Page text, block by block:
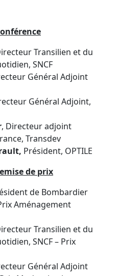
Transilien et du
SNCF
Général Adjoint
Général Adjoint,
, Directeur adjoint
Transdev
Président, OPTILE
de prix
de Bombardier
Aménagement
Transilien et du
SNCF – Prix
Général Adjoint